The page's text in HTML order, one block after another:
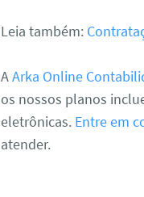
Leia também:
AArka Online
os nossos planos
eletrônicas. Entre em
atender.